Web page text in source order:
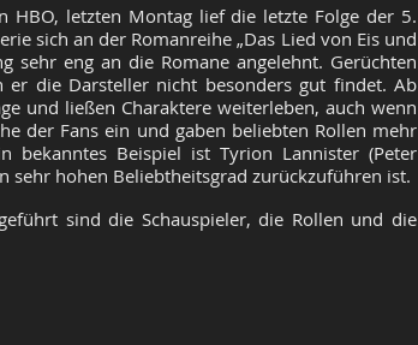
HBO, letzten Montag lief die letzte Folge der 5.
sich an der Romanreihe „Das Lied von Eis und
sehr eng an die Romane angelehnt. Gerüchten
er die Darsteller nicht besonders gut findet. Ab
und ließen Charaktere weiterleben, auch wenn
der Fans ein und gaben beliebten Rollen mehr
bekanntes Beispiel ist Tyrion Lannister (Peter
sehr hohen Beliebtheitsgrad zurückzuführen ist.
sind die Schauspieler, die Rollen und die